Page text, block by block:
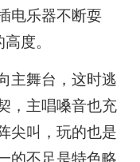
电乐器不断耍
度。
主舞台，这时逃
，主唱嗓音也充
尖叫，玩的也是
的不足是特色略